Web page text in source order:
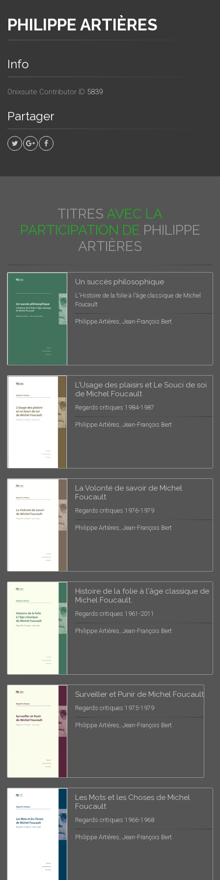
PHILIPPE ARTIÈRES
Info
Onixsuite Contributor ID 5839
Partager
TITRES AVEC LA
PARTICIPATION DE PHILIPPE
ARTIÈRES
Un succès philosophique
L'Histoire de la folie à l'âge classique de Michel
Foucault
Philippe Artières, Jean-François Bert
L'Usage des plaisirs et Le Souci de soi
de Michel Foucault
Regards critiques 1984-1987
Philippe Artières, Jean-François Bert
La Volonté de savoir de Michel
Foucault
Regards critiques 1976-1979
Philippe Artières, Jean-François Bert
Histoire de la folie à l'âge classique de
Michel Foucault.
Regards critiques 1961-2011
Philippe Artières, Jean-François Bert
Surveiller et Punir de Michel Foucault
Regards critiques 1975-1979
Philippe Artières, Jean-François Bert
Les Mots et les Choses de Michel
Foucault
Regards critiques 1966-1968
Philippe Artières, Jean-François Bert